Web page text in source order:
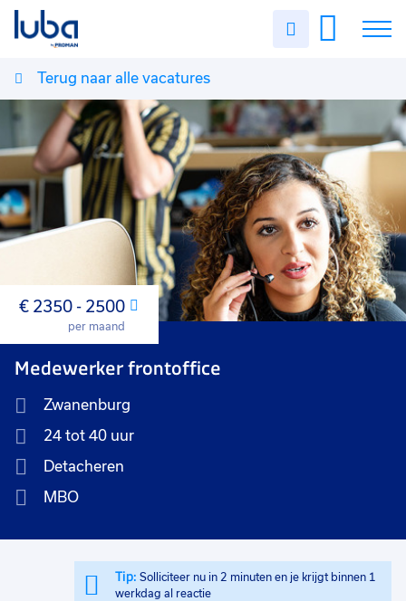
Uren
Vacatures
Over ons
Voor werkgevers
Contact
Terug naar alle vacatures
Maand
€ 2350 - 2500
per maand
Medewerker frontoffice
Zwanenburg
24 tot 40 uur
Detacheren
MBO
Tip: Solliciteer nu in 2 minuten en je krijgt binnen 1
werkdag al reactie